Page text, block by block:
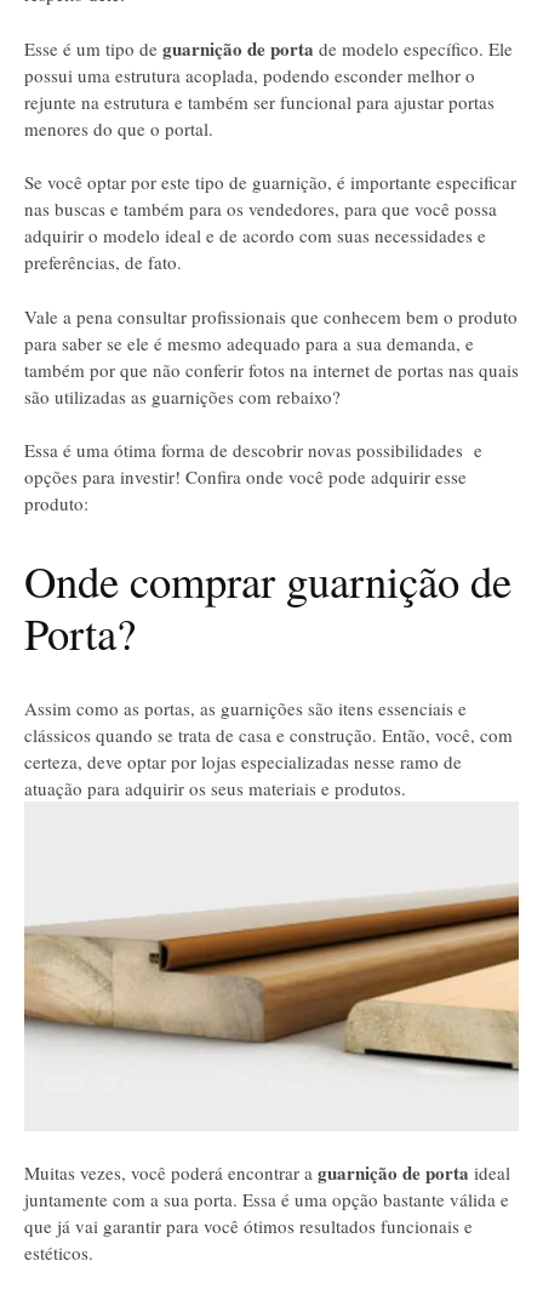
Esse é um tipo de guarnição de porta de modelo específico. Ele
possui uma estrutura acoplada, podendo esconder melhor o
rejunte na estrutura e também ser funcional para ajustar portas
menores do que o portal.
Se você optar por este tipo de guarnição, é importante especificar
nas buscas e também para os vendedores, para que você possa
adquirir o modelo ideal e de acordo com suas necessidades e
preferências, de fato.
Vale a pena consultar profissionais que conhecem bem o produto
para saber se ele é mesmo adequado para a sua demanda, e
também por que não conferir fotos na internet de portas nas quais
são utilizadas as guarnições com rebaixo?
Essa é uma ótima forma de descobrir novas possibilidades e
opções para investir! Confira onde você pode adquirir esse
produto:
Onde comprar guarnição de
Porta?
Assim como as portas, as guarnições são itens essenciais e
clássicos quando se trata de casa e construção. Então, você, com
certeza, deve optar por lojas especializadas nesse ramo de
atuação para adquirir os seus materiais e produtos.
Muitas vezes, você poderá encontrar a guarnição de porta ideal
juntamente com a sua porta. Essa é uma opção bastante válida e
que já vai garantir para você ótimos resultados funcionais e
estéticos.